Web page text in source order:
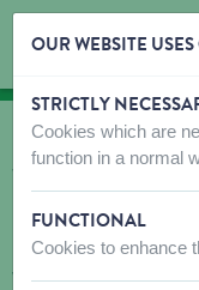
Skip content
Skip language choice
OÙ
Trouvez
N'hésitez pas à
votre visite pour vous
OUR WEBSITE
STRICTLY
Cookies which are
function in a normal
FUNCTIONAL
Cookies to enhance